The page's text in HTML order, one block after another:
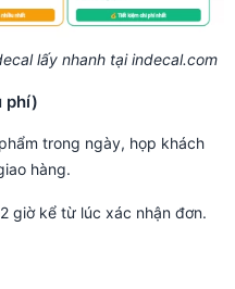
lấy nhanh tại indecal.com
phí)
trong ngày, họp khách
hàng.
giờ kể từ lúc xác nhận đơn.